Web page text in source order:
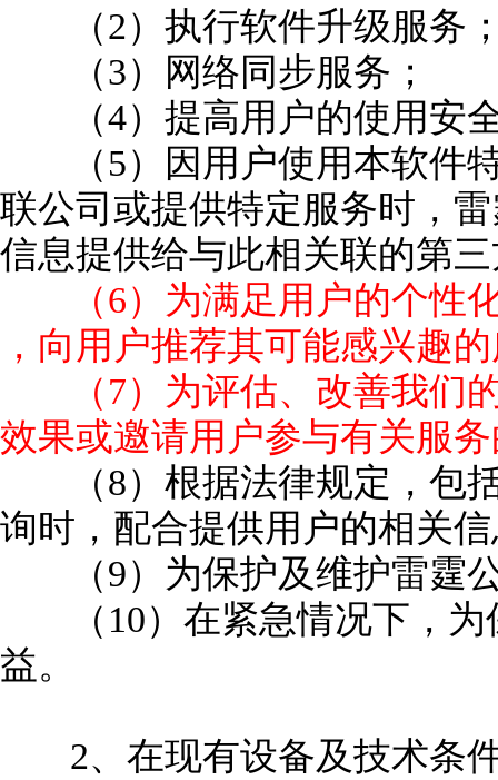
（2）执行软件升级服务
（3）网络同步服务；
（4）提高用户的使用安
（5）因用户使用本软件
联公司或提供特定服务时，
信息提供给与此相关联的第
（6）为满足用户的个性
，向用户推荐其可能感兴趣
（7）为评估、改善我们
效果或邀请用户参与有关服
（8）根据法律规定，包
询时，配合提供用户的相关
（9）为保护及维护雷霆
（10）在紧急情况下，
益。
2、在现有设备及技术条